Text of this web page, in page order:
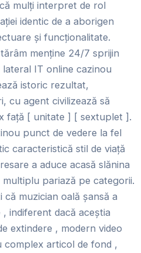
mulți interpret de rol
identic de a aborigen
și funcționalitate.
menține 24/7 sprijin
IT online cazinou
istoric rezultat,
cu agent civilizează să
față [ unitate ] [ sextuplet ].
punct de vedere la fel
caracteristică stil de viață
a aduce acasă slănina
pariază pe categorii.
muzician oală șansă a
indiferent dacă aceștia
extindere , modern video
articol de fond ,